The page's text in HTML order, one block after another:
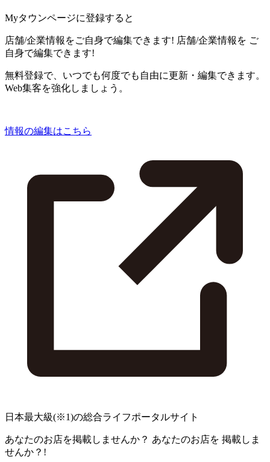
Myタウンページに登録すると
店舗/企業情報をご自身で編集できます! 店舗/企業情報を ご
自身で編集できます!
無料登録で、いつでも何度でも自由に更新・編集できます。
Web集客を強化しましょう。
情報の編集はこちら
日本最大級(※1)の総合ライフポータルサイト
あなたのお店を掲載しませんか？ あなたのお店を 掲載しま
せんか？!